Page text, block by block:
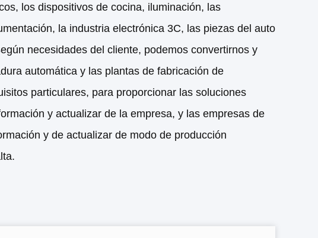
los dispositivos de cocina, iluminación, las
la industria electrónica 3C, las piezas del auto
necesidades del cliente, podemos convertirnos y
automática y las plantas de fabricación de
particulares, para proporcionar las soluciones
y actualizar de la empresa, y las empresas de
y de actualizar de modo de producción